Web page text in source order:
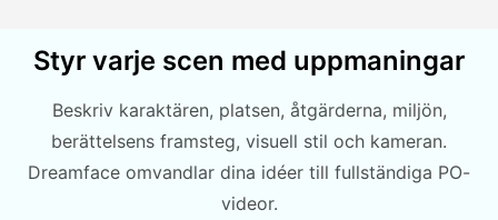
Styr varje scen med uppmaningar
Beskriv karaktären, platsen, åtgärderna, miljön,
berättelsens framsteg, visuell stil och kameran.
Dreamface omvandlar dina idéer till fullständiga PO-
videor.